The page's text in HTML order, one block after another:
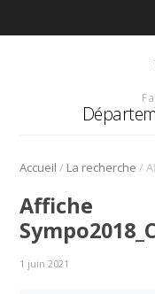
Accueil / La recherche /
Affiche
1 juin 2021